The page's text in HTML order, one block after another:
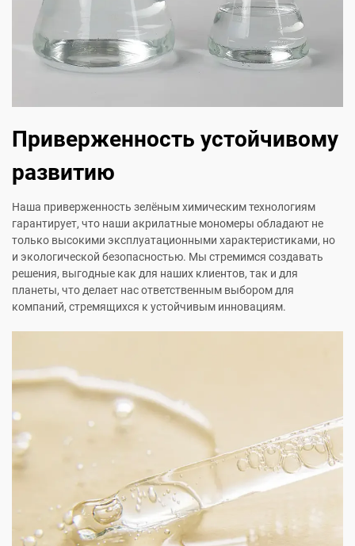
Приверженность устойчивому
развитию
Наша приверженность зелёным химическим технологиям
гарантирует, что наши акрилатные мономеры обладают не
только высокими эксплуатационными характеристиками, но
и экологической безопасностью. Мы стремимся создавать
решения, выгодные как для наших клиентов, так и для
планеты, что делает нас ответственным выбором для
компаний, стремящихся к устойчивым инновациям.